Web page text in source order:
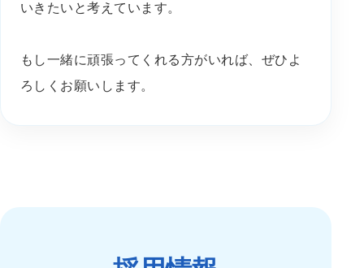
いきたいと考えています。
もし一緒に頑張ってくれる方がいれば、ぜひよ
ろしくお願いします。